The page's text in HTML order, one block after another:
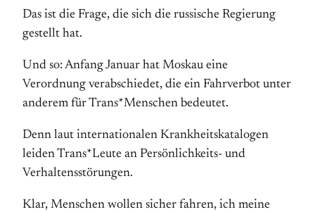
Das ist die Frage, die sich die russische Regierung
gestellt hat.
Und so: Anfang Januar hat Moskau eine
Verordnung verabschiedet, die ein Fahrverbot unter
anderem für Trans*Menschen bedeutet.
Denn laut internationalen Krankheitskatalogen
leiden Trans*Leute an Persönlichkeits- und
Verhaltensstörungen.
Klar, Menschen wollen sicher fahren, ich meine